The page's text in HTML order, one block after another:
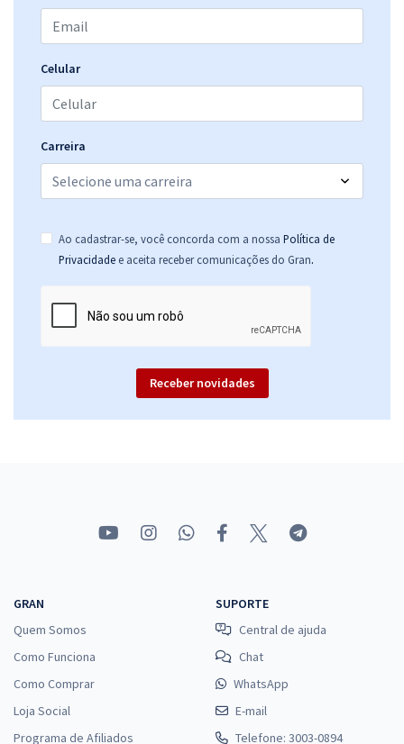
Celular
Carreira
Ao cadastrar-se, você concorda com a nossa Política de
Privacidade e aceita receber comunicações do Gran.
Receber novidades
GRAN
Quem Somos
Como Funciona
Como Comprar
Loja Social
Programa de Afiliados
SUPORTE
Central de ajuda
Chat
WhatsApp
E-mail
Telefone: 3003-0894